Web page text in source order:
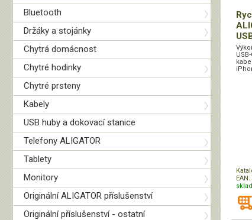
Bluetooth
Držáky a stojánky
Chytrá domácnost
Chytré hodinky
Chytré prsteny
Kabely
USB huby a dokovací stanice
Telefony ALIGATOR
Tablety
Monitory
Originální ALIGATOR příslušenství
Originální příslušenství - ostatní
EAN: